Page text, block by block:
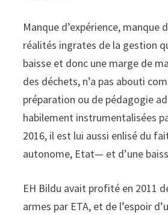
Manque d’expérience,
réalités ingrates de la gestion
baisse et donc une marge de
des déchets, n’a pas abouti
préparation ou de pédagogie
habilement instrumentalisées
2016, il est lui aussi enlisé du
autonome, Etat— et d’une
EH Bildu avait profité en 2011
armes par ETA, et de l’espoir